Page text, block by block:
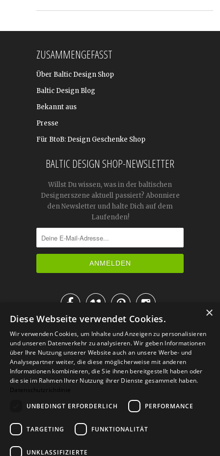
ZUSAMMENGEFASST
Über Baltic Design Shop
Baltic Design Blog
Bekannt aus
Presse
Für BtoB: Design Geschenke Shop
BALTIC DESIGN SHOP-NEWSLETTER
Willst Du wissen, was in der baltischen
Designerszene aktuell passiert? Abonniere
den Newsletter und halte Dich auf dem
Laufenden!

IM KATALOG BLÄTTERN
Versand Zahlarten
Retoure
×
Diese Webseite verwendet Cookies.
Wir verwenden Cookies, um Inhalte und Anzeigen zu personalisieren
und unseren Datenverkehr zu analysieren. Wir geben Informationen
über Ihre Nutzung unserer Website auch an unsere Werbe- und
Analysepartner weiter, die diese möglicherweise mit anderen
Informationen kombinieren, die Sie ihnen bereitgestellt haben oder
die sie im Rahmen Ihrer Nutzung ihrer Dienste gesammelt haben.
Datenschutzrichtlinie
UNBEDINGT ERFORDERLICH
PERFORMANCE
TARGETING FUNKTIONALITÄT
UNKLASSIFIZIERTE